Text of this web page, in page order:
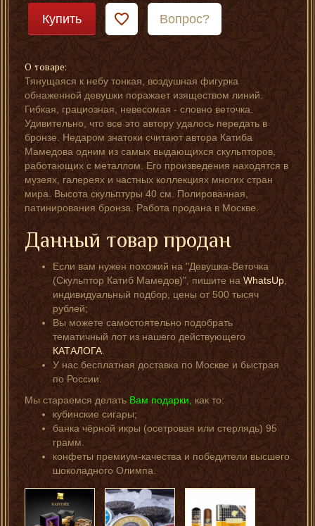
Купить Вопрос?
О товаре:
Тянущаяся к небу тонкая, воздушная фигурка
обнаженной девушки поражает изяществом линий.
Гибкая, грациозная, невесомая - словно веточка.
Удивительно, что все это автору удалось передать в
бронзе. Недаром знатоки считают автора Катиба
Мамедова одним из самых выдающихся скульпторов,
работающих с металлом. Его произведения находятся в
музеях, галереях и частных коллекциях многих стран
мира. Высота скульптуры 40 см. Полированная,
патинирования бронза. Работа продана в Москве.
Данный товар продан
Если вам нужен похожий на "Девушка-Веточка
(Скульптор Катиб Мамедов)", пишите наWhatsUp,
индивидуальный подбор, цены от 500 тысяч
рублей;
Вы можете самостоятельно подобрать
тематичный лот из нашего действующего
КАТАЛОГА.
У нас бесплатная доставка по Москве и быстрая
по России.
Мы стараемся делатьВам подарки,как то:
кубинские сигары;
банка чёрной икры (осетровая или стерлядь) 95
грамм.
конфеты премиум-качества и победители высшего
шоколадного Олимпа.